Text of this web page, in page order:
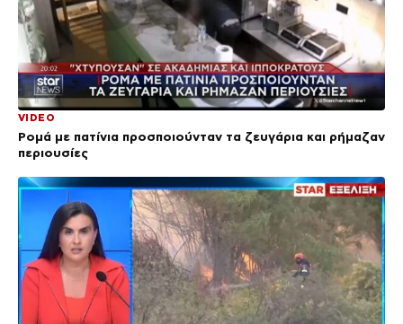
VIDEO
Ρομά με πατίνια προσποιούνταν τα ζευγάρια και ρήμαζαν
περιουσίες